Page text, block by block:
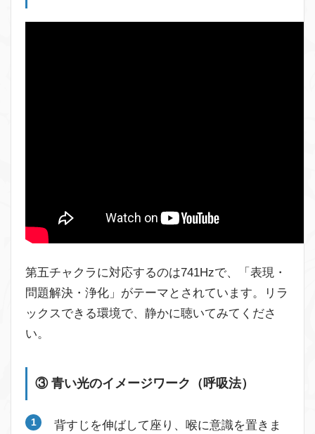
第五チャクラに対応するのは741Hzで、「表現・
問題解決・浄化」がテーマとされています。リラ
ックスできる環境で、静かに聴いてみてくださ
い。
③ 青い光のイメージワーク（呼吸法）
背すじを伸ばして座り、喉に意識を置きま